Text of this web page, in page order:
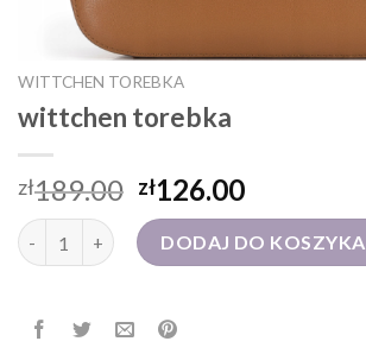
WITTCHEN TOREBKA
wittchen torebka
zł189.00 zł126.00
ilość wittchen torebkaDODAJ DO KOSZYKA